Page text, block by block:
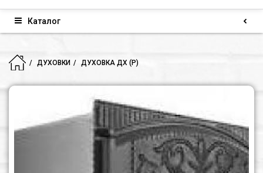
Каталог
ДУХОВКИ ДУХОВКА ДХ (Р)